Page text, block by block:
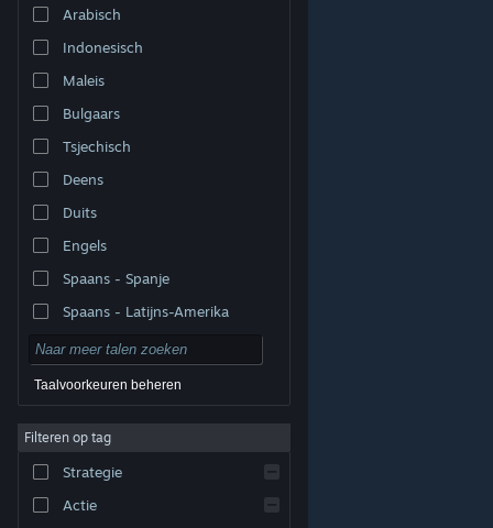
© Valve Corporation. Alle rechten voorbehouden. Alle
handelsmerken zijn eigendom van hun respectieve
Privacybeleid|Juridische informatie
Toegankelijkheid
|
Terugbetalingen
Arabisch
Indonesisch
Maleis
Bulgaars
Tsjechisch
Deens
Duits
Engels
Spaans - Spanje
Spaans - Latijns-Amerika
Taalvoorkeuren beheren
Filteren op tag
Strategie
Actie